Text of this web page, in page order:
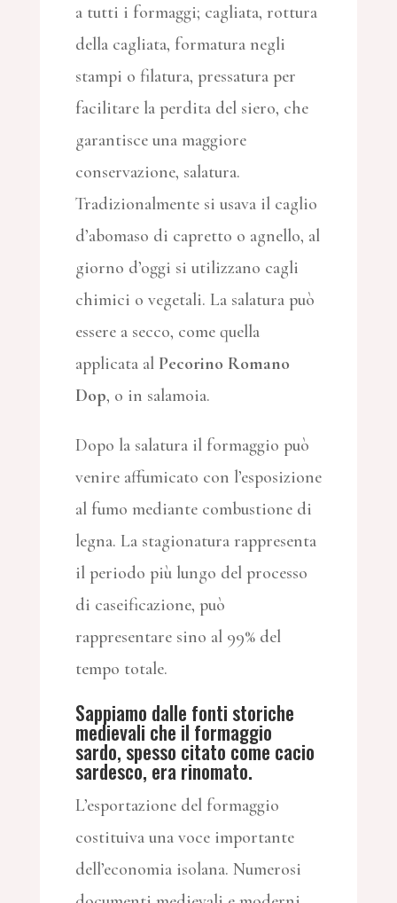
a tutti i formaggi; cagliata, rottura
della cagliata, formatura negli
stampi o filatura, pressatura per
facilitare la perdita del siero, che
garantisce una maggiore
conservazione, salatura.
Tradizionalmente si usava il caglio
d’abomaso di capretto o agnello, al
giorno d’oggi si utilizzano cagli
chimici o vegetali. La salatura può
essere a secco, come quella
applicata al Pecorino Romano
Dop, o in salamoia.
Dopo la salatura il formaggio può
venire affumicato con l’esposizione
al fumo mediante combustione di
legna. La stagionatura rappresenta
il periodo più lungo del processo
di caseificazione, può
rappresentare sino al 99% del
tempo totale.
Sappiamo dalle fonti storiche
medievali che il formaggio
sardo, spesso citato come cacio
sardesco, era rinomato.
L’esportazione del formaggio
costituiva una voce importante
dell’economia isolana. Numerosi